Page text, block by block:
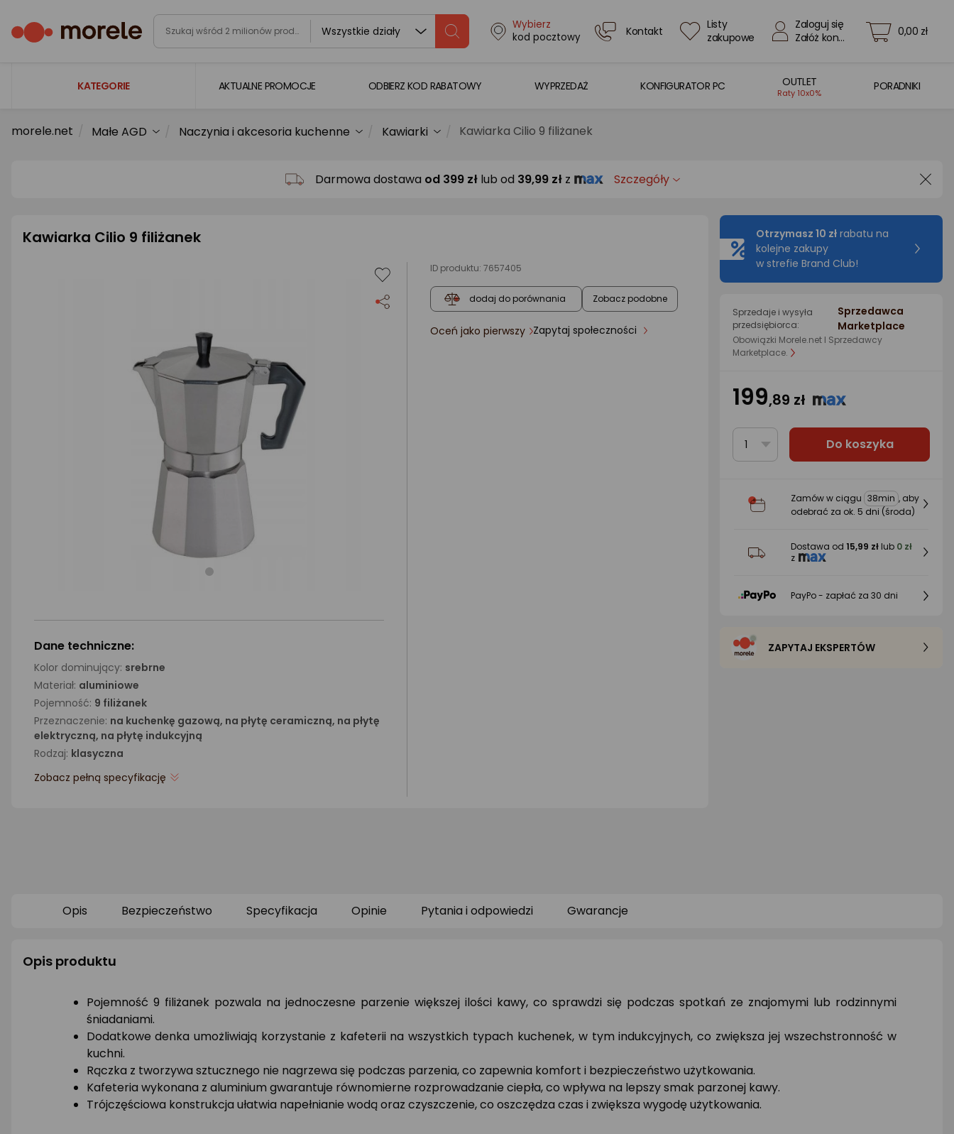
Wszystkie działy
Wybierz
kod pocztowy
Kontakt
Listy
zakupowe
Zaloguj się
Załóż konto
0,00 zł
KATEGORIE
Laptopy
Smartfony i smartwatche
AKTUALNE PROMOCJE ODBIERZ KOD RABATOWY WYPRZEDAŻ KONFIGURATOR PC OUTLET
Raty 10x0%
PORADNIKI
morele.net Małe AGD Naczynia i akcesoria kuchenne Kawiarki Kawiarka Cilio 9 filiżanek
Darmowa dostawa od 399 zł lub od 39,99 zł z Szczegóły
Kawiarka Cilio 9 filiżanek
ID produktu: 7657405
dodaj do porównania Zobacz podobne
ocena
Oceń jako pierwszy Zapytaj społeczności
Dane techniczne:
Kolor dominujący: srebrne
Materiał: aluminiowe
Pojemność: 9 filiżanek
Przeznaczenie: na kuchenkę gazową, na płytę ceramiczną, na płytę
elektryczną, na płytę indukcyjną
Rodzaj: klasyczna
Zobacz pełną specyfikację
Otrzymasz 10 zł rabatu na
kolejne zakupy
w strefie Brand Club!
Sprzedaje i wysyła
przedsiębiorca:
Sprzedawca
Marketplace
Obowiązki Morele.net I Sprzedawcy
Marketplace.
199,89 zł
1 Do koszyka
Zamów w ciągu 38min , aby
odebrać za ok. 5 dni (środa)
Dostawa od 15,99 zł lub 0 zł
z
PayPo - zapłać za 30 dni
ZAPYTAJ EKSPERTÓW
Opis Bezpieczeństwo Specyfikacja Opinie Pytania i odpowiedzi Gwarancje
Opis produktu
Pojemność 9 filiżanek pozwala na jednoczesne parzenie większej ilości kawy, co sprawdzi się podczas spotkań ze znajomymi lub rodzinnymi
śniadaniami.
Dodatkowe denka umożliwiają korzystanie z kafeterii na wszystkich typach kuchenek, w tym indukcyjnych, co zwiększa jej wszechstronność w
kuchni.
Rączka z tworzywa sztucznego nie nagrzewa się podczas parzenia, co zapewnia komfort i bezpieczeństwo użytkowania.
Kafeteria wykonana z aluminium gwarantuje równomierne rozprowadzanie ciepła, co wpływa na lepszy smak parzonej kawy.
Trójczęściowa konstrukcja ułatwia napełnianie wodą oraz czyszczenie, co oszczędza czas i zwiększa wygodę użytkowania.